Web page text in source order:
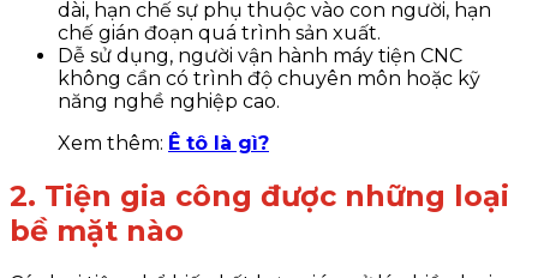
dài, hạn chế sự phụ thuộc vào con người, hạn
chế gián đoạn quá trình sản xuất.
Dễ sử dụng, người vận hành máy tiện CNC
không cần có trình độ chuyên môn hoặc kỹ
năng nghề nghiệp cao.
Xem thêm: Ê tô là gì?
2. Tiện gia công được những loại
bề mặt nào